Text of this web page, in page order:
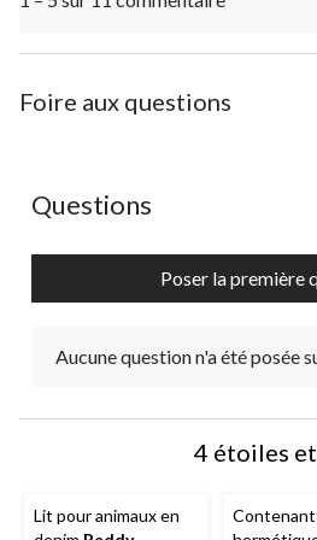
Foire aux questions
Aucune question n'a été posée sur
Questions
Poser la première
Aucune question n'a été posée
4 étoiles
Lit pour animaux en
Contenant